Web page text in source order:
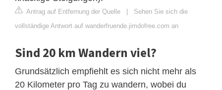
Antrag auf Entfernung der Quelle | Sehen Sie sich die
vollständige Antwort auf wanderfruende.jimdofree.com an
Sind 20 km Wandern viel?
Grundsätzlich empfiehlt es sich nicht mehr als
20 Kilometer pro Tag zu wandern, wobei du